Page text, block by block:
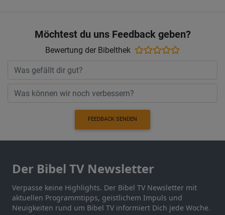
Möchtest du uns Feedback geben?
Bewertung der Bibelthek
FEEDBACK SENDEN
Der Bibel TV Newsletter
Verpasse keine Highlights. Der Bibel TV Newsletter mit
aktuellen Programmtipps, geistlichem Impuls und
Neuigkeiten rund um Bibel TV informiert Dich jede Woche.